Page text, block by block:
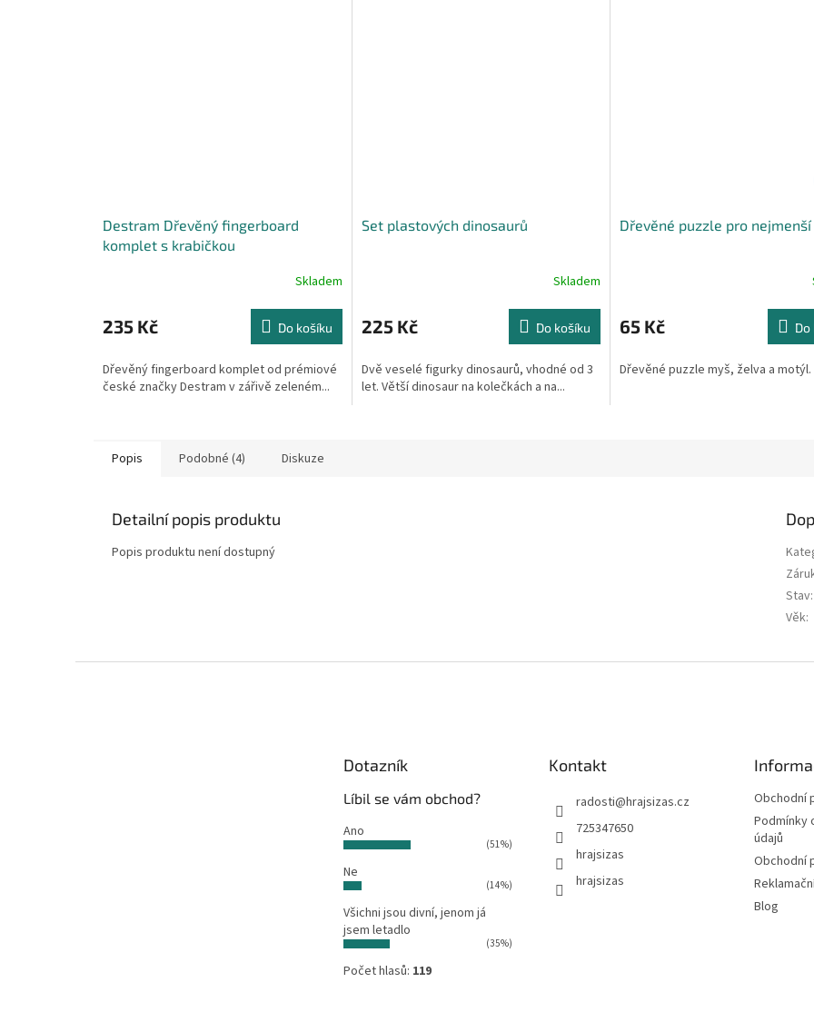
Destram Dřevěný fingerboard
komplet s krabičkou
Skladem
235 Kč Do košíku
Dřevěný fingerboard komplet od prémiové
české značky Destram v zářivě zeleném...
Set plastových dinosaurů
Skladem
225 Kč Do košíku
Dvě veselé figurky dinosaurů, vhodné od 3
let. Větší dinosaur na kolečkách a na...
Dřevěné puzzle pro nejmenší
65 Kč Do
Dřevěné puzzle myš, želva a motýl.
Popis Podobné (4) Diskuze
Detailní popis produktu
Popis produktu není dostupný
Stav:
Věk:
Dotazník
Líbil se vám obchod?
Ano
(51%)
Ne
(14%)
Všichni jsou divní, jenom já
jsem letadlo
(35%)
Počet hlasů: 119
Kontakt
radosti@hrajsizas.cz
725347650
hrajsizas
hrajsizas
Obchodní
Podmínky
údajů
Obchodní
Blog